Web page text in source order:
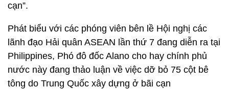
cạn”.
Phát biểu với các phóng viên bên lề Hội nghị các
lãnh đạo Hải quân ASEAN lần thứ 7 đang diễn ra tại
Philippines, Phó đô đốc Alano cho hay chính phủ
nước này đang thảo luận về việc dỡ bỏ 75 cột bê
tông do Trung Quốc xây dựng ở bãi cạn